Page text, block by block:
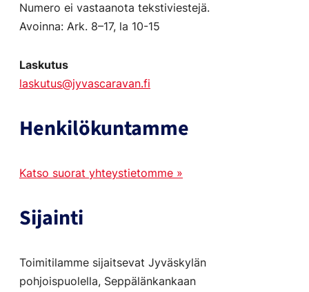
Numero ei vastaanota tekstiviestejä.
Avoinna: Ark. 8–17, la 10-15
Laskutus
laskutus@jyvascaravan.fi
Henkilökuntamme
Katso suorat yhteystietomme »
Sijainti
Toimitilamme sijaitsevat Jyväskylän
pohjoispuolella, Seppälänkankaan